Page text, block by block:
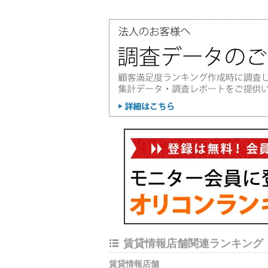
賃貸情報店舗関連ランキング
賃貸情報店舗